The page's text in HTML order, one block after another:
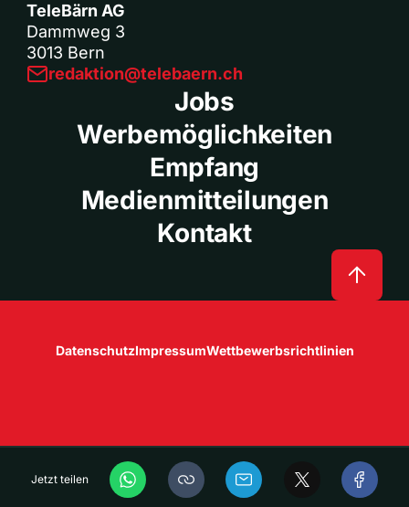
Jetzt teilen
TeleBärn AG
Dammweg 3
3013 Bern
redaktion@telebaern.ch
Jobs
Werbemöglichkeiten
Empfang
Medienmitteilungen
Kontakt
DatenschutzImpressumWettbewerbsrichtlinien